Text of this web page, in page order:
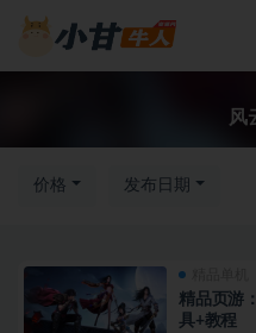
风
价格 发布日期
精品页游
具+教程